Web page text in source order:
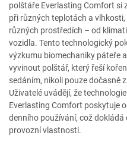
polštáře Everlasting Comfort si
při různých teplotách a
různých prostředích – od
vozidla. Tento technologický
výzkumu biomechaniky páteře
vyvinout polštář, který řeší
sedáním, nikoli pouze dočasně
Uživatelé uvádějí, že
Everlasting Comfort poskytuje
denního používání, což
provozní vlastnosti.